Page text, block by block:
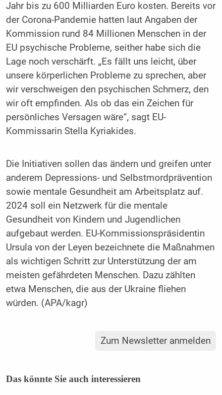
Jahr bis zu 600 Milliarden Euro kosten. Bereits vor
der Corona-Pandemie hatten laut Angaben der
Kommission rund 84 Millionen Menschen in der
EU psychische Probleme, seither habe sich die
Lage noch verschärft. „Es fällt uns leicht, über
unsere körperlichen Probleme zu sprechen, aber
wir verschweigen den psychischen Schmerz, den
wir oft empfinden. Als ob das ein Zeichen für
persönliches Versagen wäre“, sagt EU-
Kommissarin Stella Kyriakides.
Die Initiativen sollen das ändern und greifen unter
anderem Depressions- und Selbstmordprävention
sowie mentale Gesundheit am Arbeitsplatz auf.
2024 soll ein Netzwerk für die mentale
Gesundheit von Kindern und Jugendlichen
aufgebaut werden. EU-Kommissionspräsidentin
Ursula von der Leyen bezeichnete die Maßnahmen
als wichtigen Schritt zur Unterstützung der am
meisten gefährdeten Menschen. Dazu zählten
etwa Menschen, die aus der Ukraine fliehen
würden. (APA/kagr)
Zum Newsletter anmelden
Das könnte Sie auch interessieren